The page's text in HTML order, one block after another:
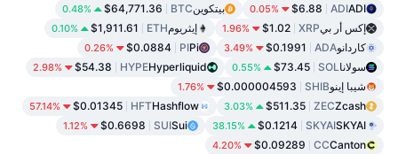
ADI
ADI
$6.88
0.05% بيتكوينBTC
$64,771.36
0.48%
إكس أر بيXRP
$1.02
1.96% إيثريومETH
$1,911.61
0.10%
كاردانوADA
$0.1991
3.49%
Pi
PI
$0.0884
0.26%
سولاناSOL
$73.45
0.55%
Hyperliquid
HYPE
$54.38
2.98%
شيبا إينوSHIB
$0.000004593
1.76%
Zcash
ZEC
$511.35
3.03%
Hashflow
HFT
$0.01345
57.14%
SKYAI
SKYAI
$0.1214
38.15%
Sui
SUI
$0.6698
1.12%
Canton
CC
$0.09289
4.20%